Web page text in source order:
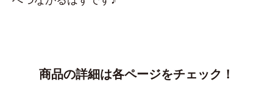
商品の詳細は各ページをチェック！